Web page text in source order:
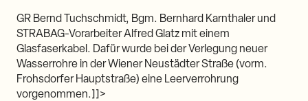
GR Bernd Tuchschmidt, Bgm. Bernhard Karnthaler und
STRABAG-Vorarbeiter Alfred Glatz mit einem
Glasfaserkabel. Dafür wurde bei der Verlegung neuer
Wasserrohre in der Wiener Neustädter Straße (vorm.
Frohsdorfer Hauptstraße) eine Leerverrohrung
vorgenommen.]]>